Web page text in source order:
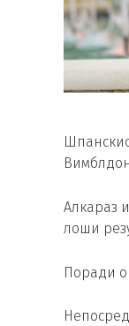
Алкараз
лоши
Поради